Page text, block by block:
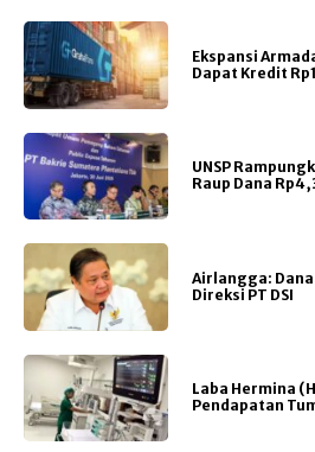
Ekspansi
Dapat Kredit
UNSP
Raup Dana
Airlangga:
Direksi PT DSI
Laba Hermina
Pendapatan